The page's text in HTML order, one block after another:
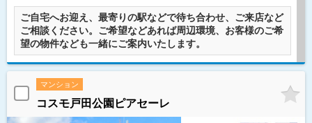
ご自宅へお迎え、最寄りの駅などで待ち合わせ、ご来店など
ご相談ください。ご希望などあれば周辺環境、お客様のご希
望の物件なども一緒にご案内いたします。
マンション
コスモ戸田公園ピアセーレ